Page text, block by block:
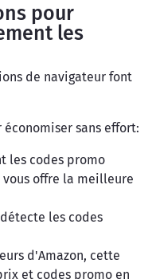
pour
les
de navigateur font
sans effort:
les codes promo
offre la meilleure
les codes
d'Amazon, cette
et codes promo en